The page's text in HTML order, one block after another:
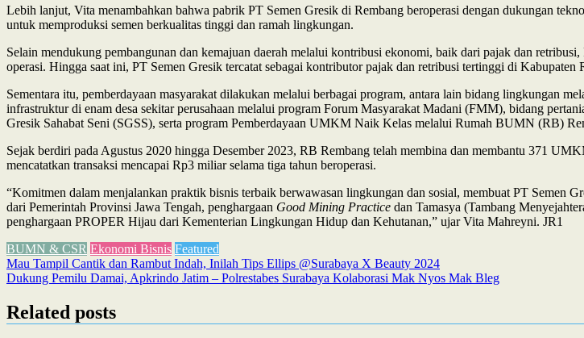
Lebih lanjut, Vita menambahkan bahwa pabrik PT Semen Gresik di Rembang beroperasi dengan dukungan
untuk memproduksi semen berkualitas tinggi dan ramah lingkungan.
Selain mendukung pembangunan dan kemajuan daerah melalui kontribusi ekonomi, baik dari pajak dan
operasi. Hingga saat ini, PT Semen Gresik tercatat sebagai kontributor pajak dan retribusi tertinggi di Kabupaten
Sementara itu, pemberdayaan masyarakat dilakukan melalui berbagai program, antara lain bidang lingkungan
infrastruktur di enam desa sekitar perusahaan melalui program Forum Masyarakat Madani (FMM), bidang
Gresik Sahabat Seni (SGSS), serta program Pemberdayaan UMKM Naik Kelas melalui Rumah BUMN (RB)
Sejak berdiri pada Agustus 2020 hingga Desember 2023, RB Rembang telah membina dan membantu 371
mencatatkan transaksi mencapai Rp3 miliar selama tiga tahun beroperasi.
“Komitmen dalam menjalankan praktik bisnis terbaik berwawasan lingkungan dan sosial, membuat PT Semen
dari Pemerintah Provinsi Jawa Tengah, penghargaan Good Mining Practice dan Tamasya (Tambang
penghargaan PROPER Hijau dari Kementerian Lingkungan Hidup dan Kehutanan,” ujar Vita Mahreyni. JR1
BUMN & CSR Ekonomi Bisnis Featured
Post
navigation
Mau Tampil Cantik dan Rambut Indah, Inilah Tips Ellips @Surabaya X Beauty 2024
Dukung Pemilu Damai, Apkrindo Jatim – Polrestabes Surabaya Kolaborasi Mak Nyos Mak Bleg
Related posts